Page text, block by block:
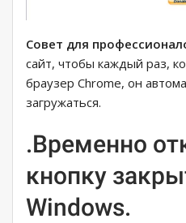
Совет для
сайт, чтобы каждый раз,
браузер Chrome, он
загружаться.
.Временно
кнопку
Windows.